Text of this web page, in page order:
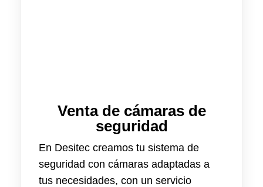
Venta de cámaras de
seguridad
En Desitec creamos tu sistema de
seguridad con cámaras adaptadas a
tus necesidades, con un servicio